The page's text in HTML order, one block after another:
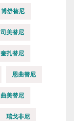
博舒替尼
司美替尼
奎扎替尼
恩曲替尼
曲美替尼
瑞戈非尼